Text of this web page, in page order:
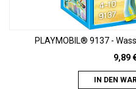
PLAYMOBIL® 9137 -
9,89
IN DEN